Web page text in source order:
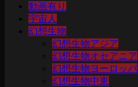
動画有り
宇宙人
幻想生物
幻想生物アジア
幻想生物オセアニア
幻想生物ヨーロッパ
幻想生物中東